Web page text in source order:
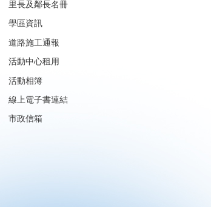
里長及鄰長名冊
學區資訊
道路施工通報
活動中心租用
活動相簿
線上電子書連結
市政信箱